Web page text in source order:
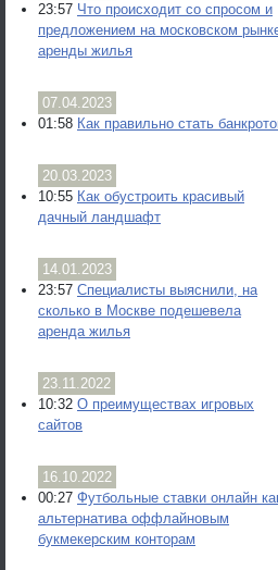
23:57 Что происходит со спросом и
предложением на московском
аренды жилья
07.04.2023
01:58 Как правильно стать
20.03.2023
10:55 Как обустроить красивый
дачный ландшафт
14.01.2023
23:57 Специалисты выяснили, на
сколько в Москве подешевела
аренда жилья
23.11.2022
10:32 О преимуществах игровых
сайтов
16.10.2022
00:27 Футбольные ставки онлайн
альтернатива оффлайновым
букмекерским конторам